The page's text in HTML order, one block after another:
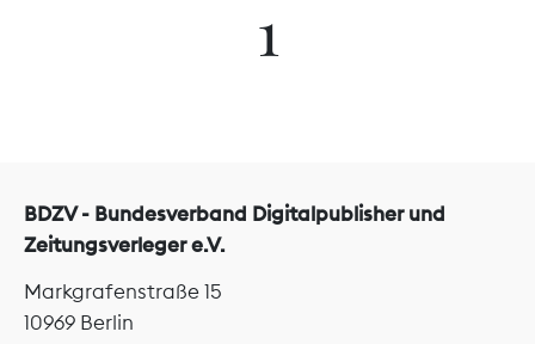
1
BDZV - Bundesverband Digitalpublisher und
Zeitungsverleger e.V.
Markgrafenstraße 15
10969 Berlin